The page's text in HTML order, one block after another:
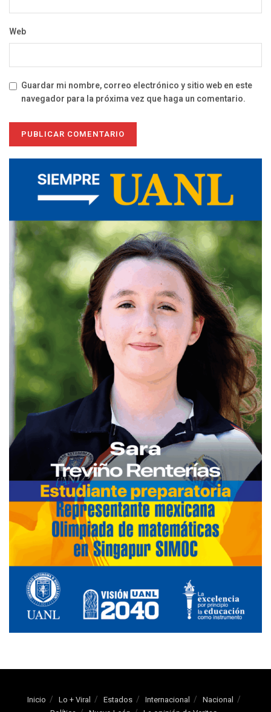
Web
Guardar mi nombre, correo electrónico y sitio web en este
navegador para la próxima vez que haga un comentario.
Inicio Lo + Viral Estados Internacional
Nacional